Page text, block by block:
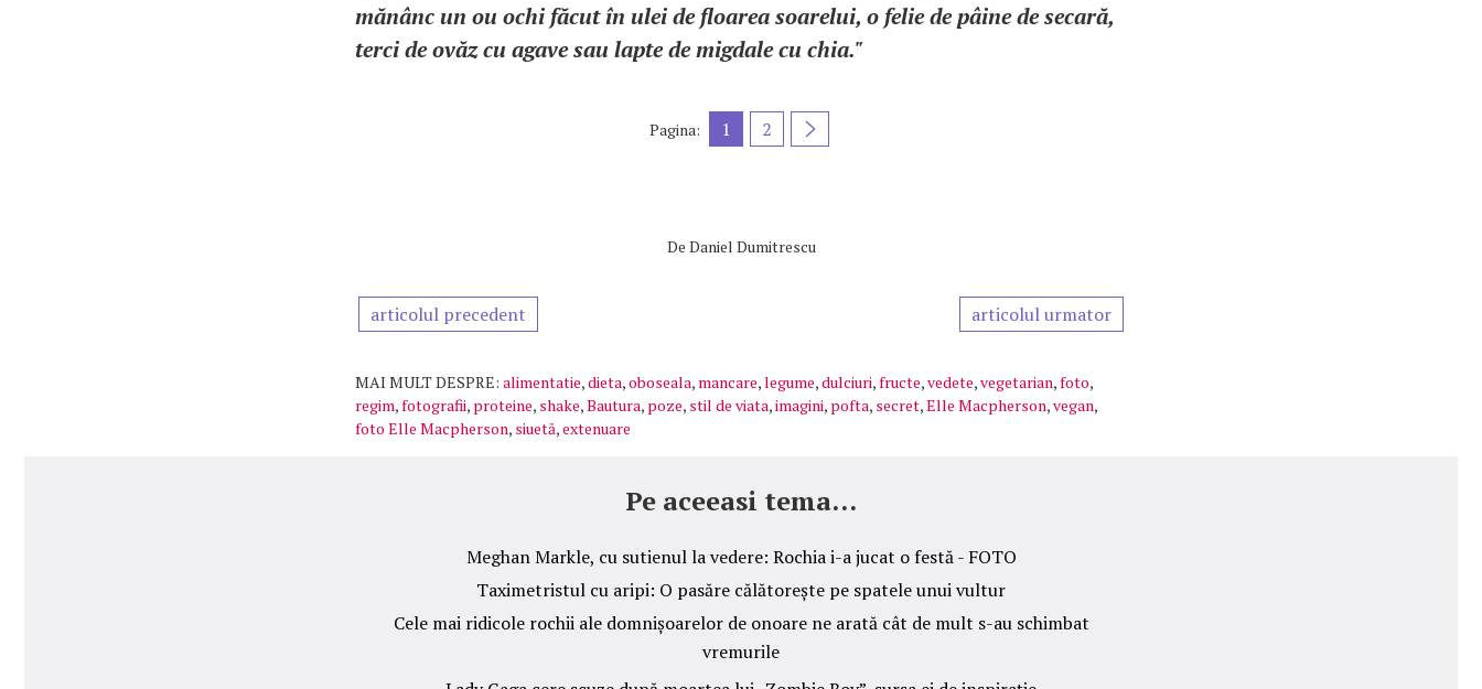
mănânc un ou ochi făcut în ulei de floarea soarelui, o felie de pâine de secară,
terci de ovăz cu agave sau lapte de migdale cu chia."
Pagina: 1 2
De Daniel Dumitrescu
articolul precedent articolul urmator
MAI MULT DESPRE: alimentatie,dieta,oboseala, mancare,legume,dulciuri,fructe,vedete,vegetarian,foto,
regim,fotografii, proteine, shake,Bautura, poze, stil de viata,imagini, pofta, secret,Elle Macpherson,vegan,
foto Elle Macpherson, siuetă,extenuare
Pe aceeasi tema...
Meghan Markle, cu sutienul la vedere: Rochia i-a jucat o festă - FOTO
Taximetristul cu aripi: O pasăre călătorește pe spatele unui vultur
Cele mai ridicole rochii ale domnișoarelor de onoare ne arată cât de mult s-au schimbat
vremurile